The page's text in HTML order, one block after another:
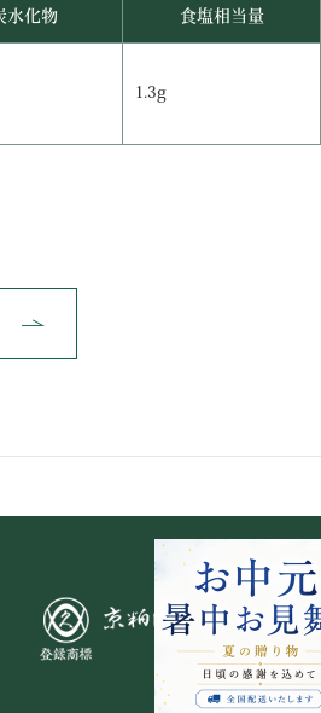
水化物 食塩相当量
1.3g